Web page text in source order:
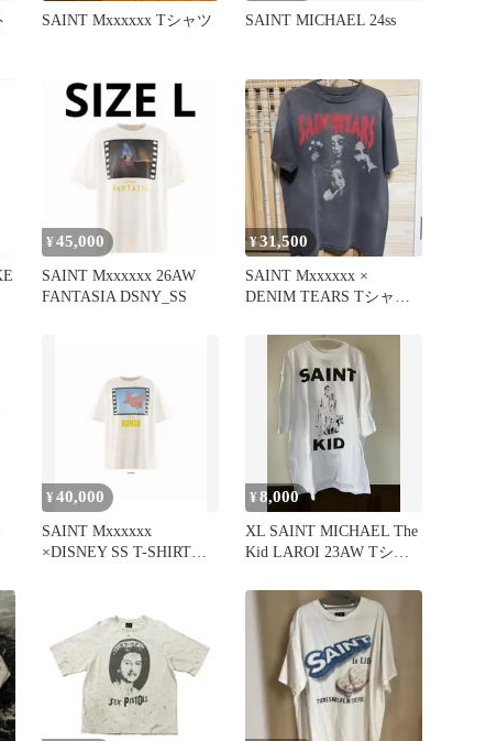
SAINT Mxxxxxx Tシャツ SAINT MICHAEL 24ss
¥ 45,000
SAINT Mxxxxxx 26AW
FANTASIA DSNY_SS
¥31,500
SAINT Mxxxxxx ×
DENIM TEARS Tシャツ
¥40,000
SAINT Mxxxxxx
×DISNEY SS T-SHIRT
¥8,000
XL SAINT MICHAEL The
Kid LAROI 23AW Tシャ